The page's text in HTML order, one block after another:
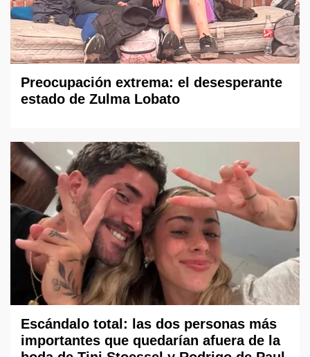
Preocupación extrema: el desesperante
estado de Zulma Lobato
Escándalo total: las dos personas más
importantes que quedarían afuera de la